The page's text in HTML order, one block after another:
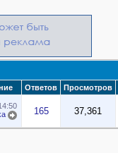
Ответов Просмотров
165 37,361